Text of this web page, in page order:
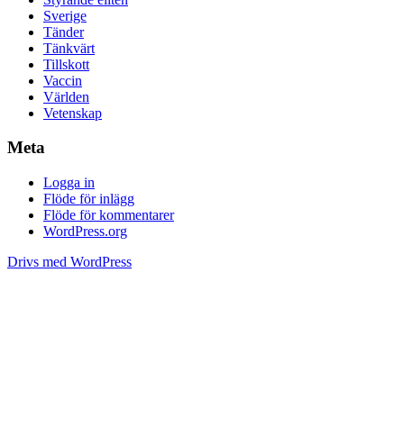
Sverige
Tänder
Tänkvärt
Tillskott
Vaccin
Världen
Vetenskap
Meta
Logga in
Flöde för inlägg
Flöde för kommentarer
WordPress.org
Drivs med WordPress